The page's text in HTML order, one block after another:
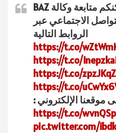
متابعينا الأعزاء يمكنكم متابعة وكالة BAZ
الاجتماعي عبر
الروابط التالية
https://t.co/
https://t.co/
https://t.co/
https://t.co/
موقعنا الإلكتروني :
https://t.co/
pic.twitter.com/